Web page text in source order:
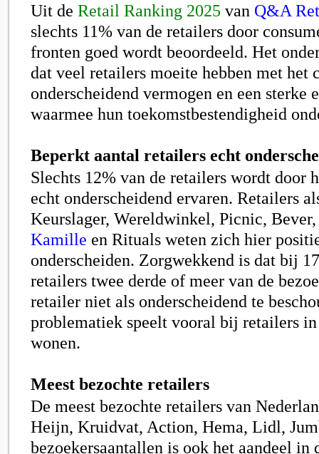
Uit de Retail Ranking 2025 van Q&A
slechts 11% van de retailers door
fronten goed wordt beoordeeld. Het
dat veel retailers moeite hebben met het
onderscheidend vermogen en een sterke
waarmee hun toekomstbestendigheid
Beperkt aantal retailers echt
Slechts 12% van de retailers wordt door
echt onderscheidend ervaren. Retailers
Keurslager, Wereldwinkel, Picnic,
Kamille en Rituals weten zich hier
onderscheiden. Zorgwekkend is dat bij
retailers twee derde of meer van de
retailer niet als onderscheidend te
problematiek speelt vooral bij retailers
wonen.
Meest bezochte retailers
De meest bezochte retailers van
Heijn, Kruidvat, Action, Hema, Lidl,
bezoekersaantallen is ook het aandeel in